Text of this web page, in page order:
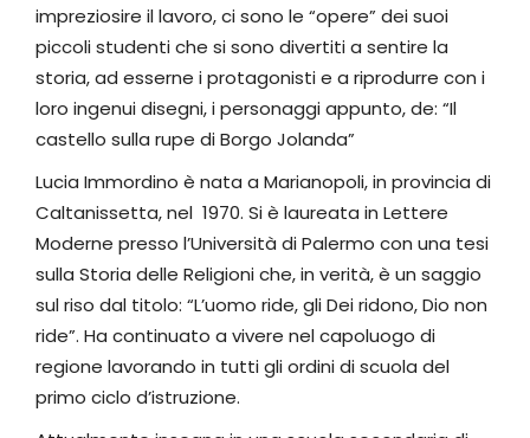
impreziosire il lavoro, ci sono le “opere” dei suoi
piccoli studenti che si sono divertiti a sentire la
storia, ad esserne i protagonisti e a riprodurre con i
loro ingenui disegni, i personaggi appunto, de: “Il
castello sulla rupe di Borgo Jolanda”
Lucia Immordino è nata a Marianopoli, in provincia di
Caltanissetta, nel 1970. Si è laureata in Lettere
Moderne presso l’Università di Palermo con una tesi
sulla Storia delle Religioni che, in verità, è un saggio
sul riso dal titolo: “L’uomo ride, gli Dei ridono, Dio non
ride”. Ha continuato a vivere nel capoluogo di
regione lavorando in tutti gli ordini di scuola del
primo ciclo d’istruzione.